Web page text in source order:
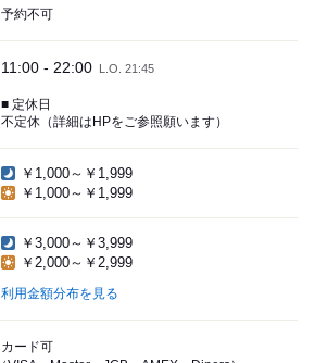
予約不可
11:00 - 22:00 L.O. 21:45
■ 定休日
不定休（詳細はHPをご参照願います）
￥1,000～￥1,999
￥1,000～￥1,999
￥3,000～￥3,999
￥2,000～￥2,999
利用金額分布を見る
カード可